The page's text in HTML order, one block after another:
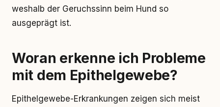
weshalb der Geruchssinn beim Hund so
ausgeprägt ist.
Woran erkenne ich Probleme
mit dem Epithelgewebe?
Epithelgewebe-Erkrankungen zeigen sich meist